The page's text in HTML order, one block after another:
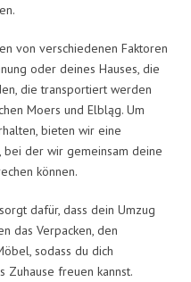
von verschiedenen Faktoren
oder deines Hauses, die
die transportiert werden
Moers und Elbląg. Um
bieten wir eine
bei der wir gemeinsam deine
können.
dafür, dass dein Umzug
das Verpacken, den
sodass du dich
Zuhause freuen kannst.